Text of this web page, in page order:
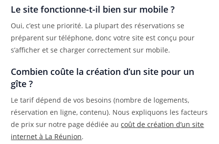
Le site fonctionne-t-il bien sur mobile ?
Oui, c’est une priorité. La plupart des réservations se
préparent sur téléphone, donc votre site est conçu pour
s’afficher et se charger correctement sur mobile.
Combien coûte la création d’un site pour un
gîte ?
Le tarif dépend de vos besoins (nombre de logements,
réservation en ligne, contenu). Nous expliquons les facteurs
de prix sur notre page dédiée aucoût de création d’un site
internet à La Réunion.